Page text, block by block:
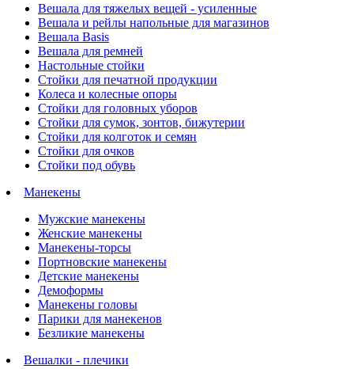
Вешала для тяжелых вещей - усиленные
Вешала и рейлы напольные для магазинов
Вешала Basis
Вешала для ремней
Настольные стойки
Стойки для печатной продукции
Колеса и колесные опоры
Стойки для головных уборов
Стойки для сумок, зонтов, бижутерии
Стойки для колготок и семян
Стойки для очков
Стойки под обувь
Манекены
Мужские манекены
Женские манекены
Манекены-торсы
Портновские манекены
Детские манекены
Демоформы
Манекены головы
Парики для манекенов
Безликие манекены
Вешалки - плечики